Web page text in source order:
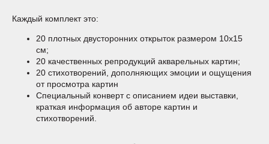
Каждый комплект это:
20 плотных двусторонних открыток размером 10х15
см;
20 качественных репродукций акварельных картин;
20 стихотворений, дополняющих эмоции и ощущения
от просмотра картин
Специальный конверт с описанием идеи выставки,
краткая информация об авторе картин и
стихотворений.